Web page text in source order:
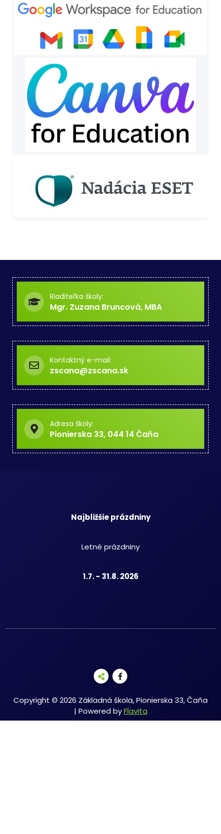
Riaditeľka školy:
Mgr. Zuzana Bruncová, MBA
Kontaktný e-mail:
zscana@zscana.sk
Adresa školy:
Pionierska 33, 044 14 Čaňa
Najbližšie prázdniny
Letné prázdniny
1.7. - 31.8. 2026
Copyright © 2026 Základná škola, Pionierska 33, Čaňa
| Powered byFlavita